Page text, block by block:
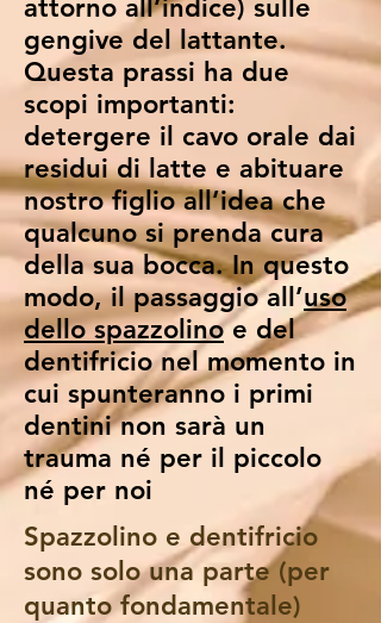
attorno all’indice) sulle
gengive del lattante.
Questa prassi ha due
scopi importanti:
detergere il cavo orale dai
residui di latte e abituare
nostro figlio all’idea che
qualcuno si prenda cura
della sua bocca. In questo
modo, il passaggio all’uso
dello spazzolinoe del
dentifricio nel momento in
cui spunteranno i primi
dentini non sarà un
trauma né per il piccolo
né per noi
Spazzolino e dentifricio
sono solo una parte (per
quanto fondamentale)